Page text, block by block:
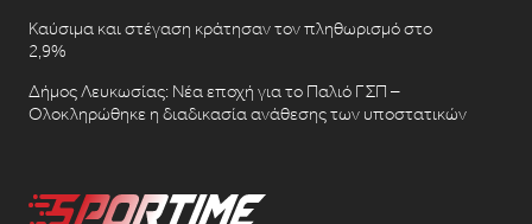
Καύσιμα και στέγαση κράτησαν τον πληθωρισμό στο
2,9%
Δήμος Λευκωσίας: Νέα εποχή για το Παλιό ΓΣΠ –
Ολοκληρώθηκε η διαδικασία ανάθεσης των υποστατικών